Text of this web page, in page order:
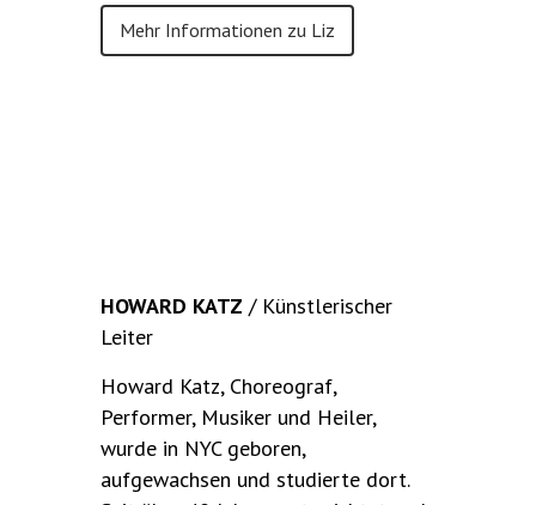
Mehr Informationen zu Liz
HOWARD KATZ / Künstlerischer
Leiter
Howard Katz, Choreograf,
Performer, Musiker und Heiler,
wurde in NYC geboren,
aufgewachsen und studierte dort.